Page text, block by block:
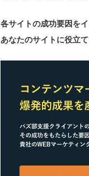
各サイトの成功要因を
あなたのサイトに役立